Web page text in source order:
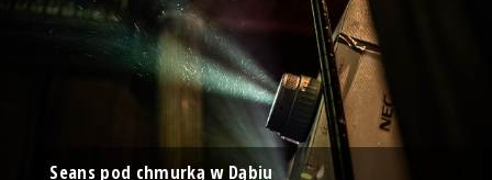
Seans pod chmurką w Dąbiu